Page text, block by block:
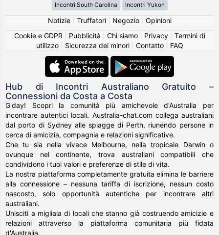
Incontri South Carolina Incontri Yukon
Notizie| Truffatori| Negozio| Opinioni
Cookie e GDPR
Pubblicità Chi siamo| Privacy| Termini di
utilizzo| Sicurezza dei minori| Contatto| FAQ
Hub di Incontri Australiano Gratuito –
Connessioni da Costa a Costa
G'day! Scopri la comunità più amichevole d'Australia per
incontrare autentici locali. Australia-chat.com collega australiani
dal porto di Sydney alle spiagge di Perth, riunendo persone in
cerca di amicizia, compagnia e relazioni significative.
Che tu sia nella vivace Melbourne, nella tropicale Darwin o
ovunque nel continente, trova australiani compatibili che
condividono i tuoi valori e preferenze di stile di vita.
La nostra piattaforma completamente gratuita elimina le barriere
alla connessione – nessuna tariffa di iscrizione, nessun costo
nascosto, solo opportunità autentiche per incontrare altri
australiani.
Unisciti a migliaia di locali che stanno già costruendo amicizie e
relazioni attraverso la piattaforma comunitaria più fidata
d'Australia.